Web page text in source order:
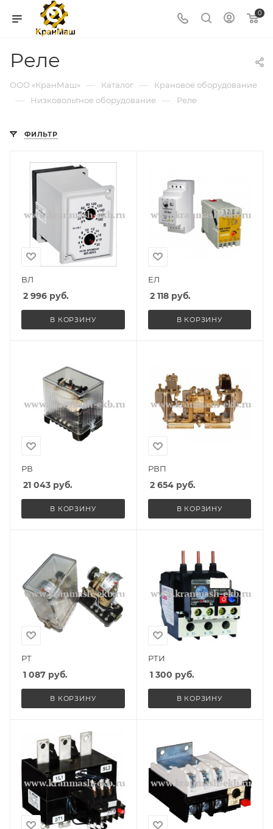
0
Реле
ООО «КранМаш» — Каталог — Крановое оборудование
— Низковольтное оборудование — Реле
ФИЛЬТР
ВЛ
2 996 руб.
В КОРЗИНУ
ЕЛ
2 118руб.
В КОРЗИНУ
РВ
21 043 руб.
В КОРЗИНУ
РВП
2 654руб.
В КОРЗИНУ
РТ
1 087 руб.
В КОРЗИНУ
РТИ
1 300 руб.
В КОРЗИНУ